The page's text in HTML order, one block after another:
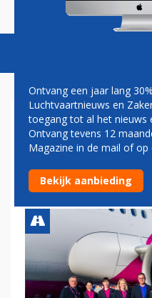
Magazine
WIZZ AIR
EINDHOVEN
Ontvang een jaar lang
Luchtvaartnieuws en
toegang tot al het nieuws
Ontvang tevens 12
Magazine in de mail of op
Bekijk aanbieding